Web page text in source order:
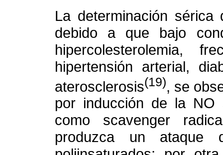
La determinación
debido a que bajo
hipercolesterolemia,
hipertensión arterial,
aterosclerosis(19), se
por inducción de la NO
como scavenger
produzca un ataque